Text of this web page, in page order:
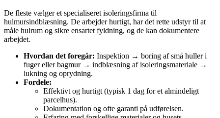
De fleste vælger et specialiseret isoleringsfirma til
hulmursindblæsning. De arbejder hurtigt, har det rette udstyr til at
måle hulrum og sikre ensartet fyldning, og de kan dokumentere
arbejdet.
Hvordan det foregår: Inspektion → boring af små huller i
fuger eller bagmur → indblæsning af isoleringsmateriale →
lukning og oprydning.
Fordele:
Effektivt og hurtigt (typisk 1 dag for et almindeligt
parcelhus).
Dokumentation og ofte garanti på udførelsen.